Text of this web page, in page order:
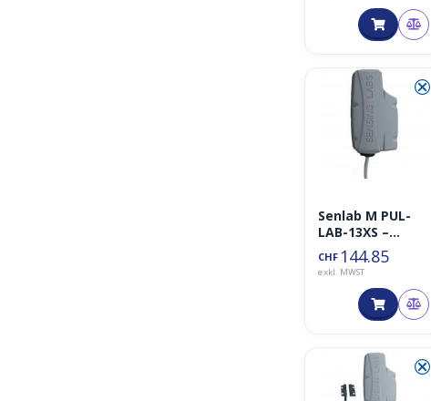
⮿
Senlab M PUL-
LAB-13XS –
LoRaWAN
Outdoor Pulse
Sensor ATEX
CHF 144.85
exkl. MWST
⮿